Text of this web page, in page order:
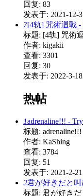
回复: 83
发表于: 2021-12-3
7[4轨] 咒術迴戰 -
标题: [4轨] 咒術
作者: kigakii
查看: 3301
回复: 30
发表于: 2022-3-18
热帖
1adrenaline!!! -
标题:
作者: KaShing
查看: 3784
回复: 51
发表于: 2021-2-21
2君が好きだと
标题: 君が好き